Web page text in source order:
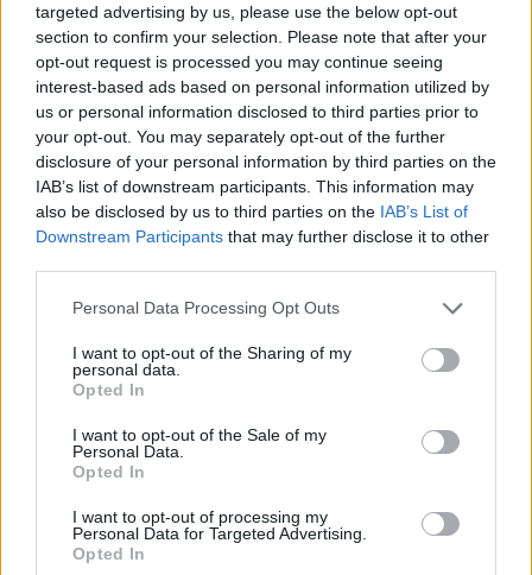
targeted advertising by us, please use the below opt-out
section to confirm your selection. Please note that after your
opt-out request is processed you may continue seeing
interest-based ads based on personal information utilized by
us or personal information disclosed to third parties prior to
your opt-out. You may separately opt-out of the further
disclosure of your personal information by third parties on the
IAB’s list of downstream participants. This information may
also be disclosed by us to third parties on the IAB’s List of
Downstream Participants that may further disclose it to other
Personal Data Processing Opt Outs
I want to opt-out of the Sharing of my
personal data.
Opted In
I want to opt-out of the Sale of my
Personal Data.
Opted In
I want to opt-out of processing my
Personal Data for Targeted Advertising.
Opted In
Εισιτήρια και Πληροφορίες
Η προπώληση έχει ήδη ξεκινήσει και, όπως είναι
αναμενόμενο για ένα τέτοιο event, τα εισιτήρια
φεύγουν με ταχύτητα... punk ρυθμού. Μην περιμένεις
Τηλεφωνικά στο 211770000
Online:
releaseathens.gr + more.com
Φυσικά σημεία ΕΔΩ!